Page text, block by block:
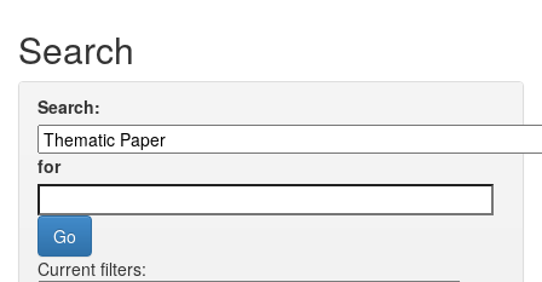
Search
Search:
for
Current filters: